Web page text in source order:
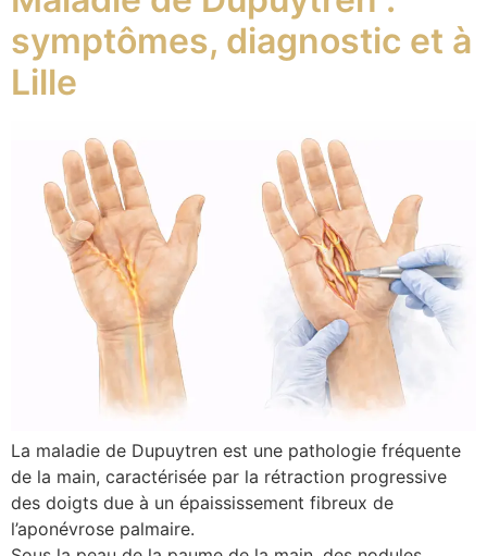
symptômes, diagnostic et à
Lille
La maladie de Dupuytren est une pathologie fréquente
de la main, caractérisée par la rétraction progressive
des doigts due à un épaississement fibreux de
l’aponévrose palmaire.